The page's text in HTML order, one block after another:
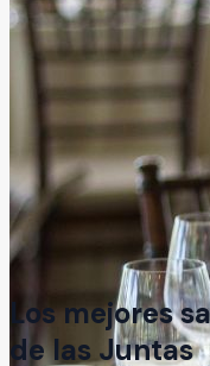
Los mejores
de las Juntas